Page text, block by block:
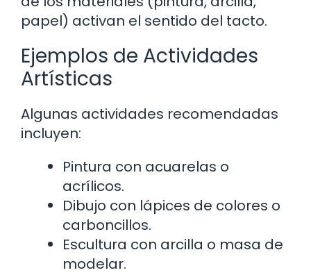
papel) activan el sentido del tacto.
Ejemplos de Actividades
Artísticas
Algunas actividades recomendadas
incluyen:
Pintura con acuarelas o
acrílicos.
Dibujo con lápices de colores o
carboncillos.
Escultura con arcilla o masa de
modelar.